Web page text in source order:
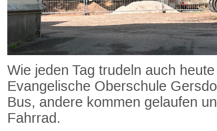
Wie jeden Tag trudeln auch
Evangelische Oberschule
Bus, andere kommen gelaufen
Fahrrad.